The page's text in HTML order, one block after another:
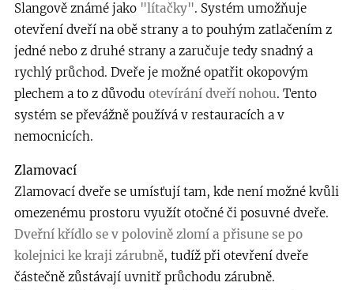
Slangově známé jako "lítačky". Systém umožňuje
otevření dveří na obě strany a to pouhým zatlačením z
jedné nebo z druhé strany a zaručuje tedy snadný a
rychlý průchod. Dveře je možné opatřit okopovým
plechem a to z důvodu otevírání dveří nohou. Tento
systém se převážně používá v restauracích a v
nemocnicích.
Zlamovací
Zlamovací dveře se umísťují tam, kde není možné kvůli
omezenému prostoru využít otočné či posuvné dveře.
Dveřní křídlo se v polovině zlomí a přisune se po
kolejnici ke kraji zárubně, tudíž při otevření dveře
částečně zůstávají uvnitř průchodu zárubně.